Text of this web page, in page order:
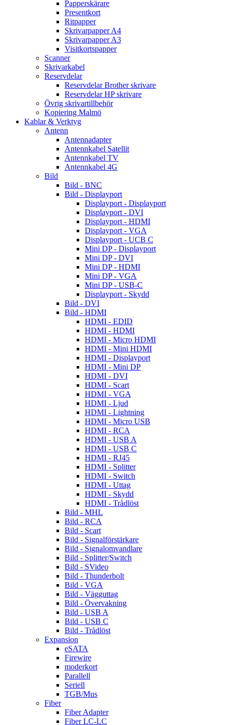
Papperskärare
Presentkort
Ritpapper
Skrivarpapper A4
Skrivarpapper A3
Visitkortspapper
Scanner
Skrivarkabel
Reservdelar
Reservdelar Brother skrivare
Reservdelar HP skrivare
Övrig skrivartillbehör
Kopiering Malmö
Kablar & Verktyg
Antenn
Antennadapter
Antennkabel Satellit
Antennkabel TV
Antennkabel 4G
Bild
Bild - BNC
Bild - Displayport
Displayport - Displayport
Displayport - DVI
Displayport - HDMI
Displayport - VGA
Displayport - UCB C
Mini DP - Displayport
Mini DP - DVI
Mini DP - HDMI
Mini DP - VGA
Mini DP - USB-C
Displayport - Skydd
Bild - DVI
Bild - HDMI
HDMI - EDID
HDMI - HDMI
HDMI - Micro HDMI
HDMI - Mini HDMI
HDMI - Displayport
HDMI - Mini DP
HDMI - DVI
HDMI - Scart
HDMI - VGA
HDMI - Ljud
HDMI - Lightning
HDMI - Micro USB
HDMI - RCA
HDMI - USB A
HDMI - USB C
HDMI - RJ45
HDMI - Splitter
HDMI - Switch
HDMI - Uttag
HDMI - Skydd
HDMI - Trådlöst
Bild - MHL
Bild - RCA
Bild - Scart
Bild - Signalförstärkare
Bild - Signalomvandlare
Bild - Splitter/Switch
Bild - SVideo
Bild - Thunderbolt
Bild - VGA
Bild - Vägguttag
Bild - Övervakning
Bild - USB A
Bild - USB C
Bild - Trådlöst
Expansion
eSATA
Firewire
moderkort
Parallell
Seriell
TGB/Mus
Fiber
Fiber Adapter
Fiber LC-LC